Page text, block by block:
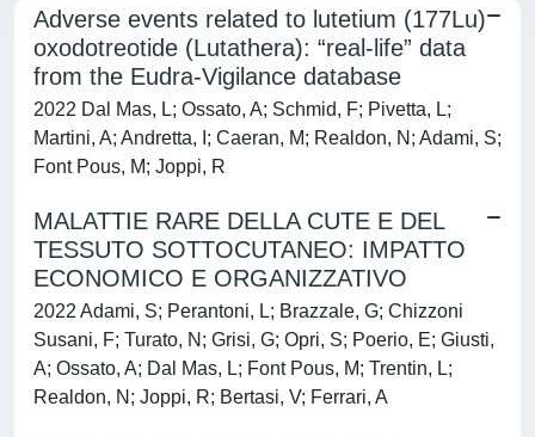
Adverse events related to lutetium (177Lu)
oxodotreotide (Lutathera): “real-life” data
from the Eudra-Vigilance database
2022 Dal Mas, L; Ossato, A; Schmid, F; Pivetta, L;
Martini, A; Andretta, I; Caeran, M; Realdon, N; Adami, S;
Font Pous, M; Joppi, R
MALATTIE RARE DELLA CUTE E DEL
TESSUTO SOTTOCUTANEO: IMPATTO
ECONOMICO E ORGANIZZATIVO
2022 Adami, S; Perantoni, L; Brazzale, G; Chizzoni
Susani, F; Turato, N; Grisi, G; Opri, S; Poerio, E; Giusti,
A; Ossato, A; Dal Mas, L; Font Pous, M; Trentin, L;
Realdon, N; Joppi, R; Bertasi, V; Ferrari, A